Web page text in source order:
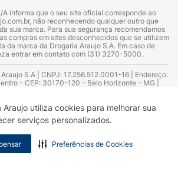
Araujo utiliza cookies para melhorar sua
serviços personalizados.
Preferências de Cookies
A informa que o seu site oficial corresponde ao
não reconhecendo qualquer outro que
sua marca. Para sua segurança recomendamos
compras em sites desconhecidos que se utilizem
da marca da Drogaria Araujo S.A. Em caso de
entrar em contato com (31) 3270-5000.
S.A | CNPJ: 17.256.512.0001-16 | Endereço:
- CEP: 30170-120 - Belo Horizonte - MG |
10.965 | Yasmin Silva Alvarenga – CRF 52.584 -
Thiago Aguiar Pinheiro - CRF Nº 13.748. Alvará
Autorização de Funcionamento da Empresa (AFE):